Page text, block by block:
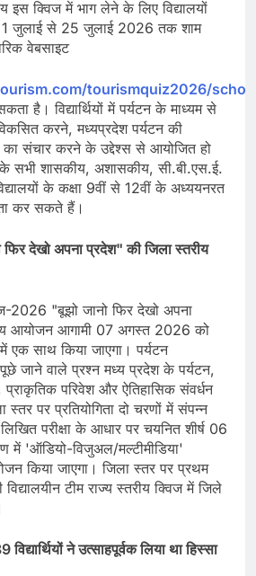
इस क्विज में भाग लेने के लिए विद्यालयों
1 जुलाई से 25 जुलाई 2026 तक शाम
वेबसाइट
tourismquiz2026/
है। विद्यार्थियों में पर्यटन के माध्यम से
करने, मध्यप्रदेश पर्यटन की
संचार करने के उद्देश्स से आयोजित हो
सभी शासकीय, अशासकीय, सी.बी.एस.ई.
के कक्षा 9वीं से 12वीं के अध्ययनरत
कर सकते हैं।
देखो अपना प्रदेश" की जिला स्तरीय
2026 "बूझो जानो फिर देखो अपना
आयोजन आगामी 07 अगस्त 2026 को
साथ किया जाएगा। पर्यटन
जाने वाले प्रश्न मध्य प्रदेश के पर्यटन,
परिवेश और ऐतिहासिक संवर्धन
स्तर पर प्रतियोगिता दो चरणों में संपन्न
परीक्षा के आधार पर चयनित शीर्ष 06
में 'ऑडियो-विजुअल/मल्टीमीडिया'
किया जाएगा। जिला स्तर पर प्रथम
टीम राज्य स्तरीय क्विज में जिले
ने उत्साहपूर्वक लिया था हिस्सा